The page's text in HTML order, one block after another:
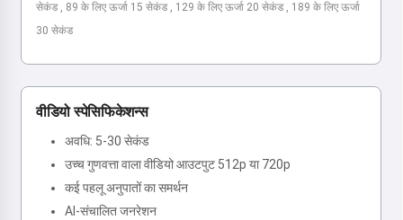
सेकंड , 89 के लिए ऊर्जा 15 सेकंड , 129 के लिए ऊर्जा 20 सेकंड , 189 के लिए ऊर्जा
30 सेकंड
वीडियो स्पेसिफिकेशन्स
अवधि: 5-30 सेकंड
उच्च गुणवत्ता वाला वीडियो आउटपुट 512p या 720p
कई पहलू अनुपातों का समर्थन
AI-संचालित जनरेशन